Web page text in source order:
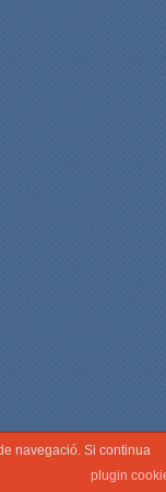
navegació. Si continua
plugin